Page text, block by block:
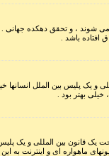
می شوند ، و تحقق دهکده جهانی .
باشد .
و یک پلیس بین الملل انسانها
بهتر بود .
یک قانون بین المللی و یک
ماهواره ای و اینترنت به این